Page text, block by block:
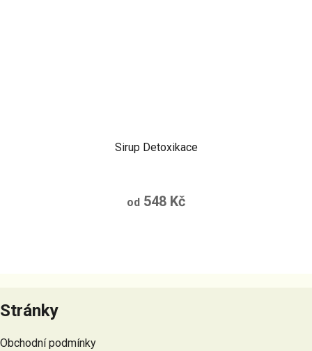
Sirup Detoxikace
od 548 Kč
á
p
a
Stránky
Obchodní podmínky